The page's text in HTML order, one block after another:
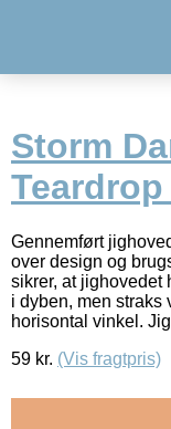
Storm
Gennemført
over design og
sikrer, at jighovedet
i dyben, men straks
horisontal vinkel.
59 kr. (Vis fragtpris)